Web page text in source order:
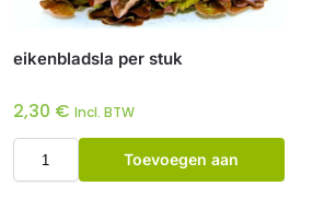
eikenbladsla per stuk
2,30 € Incl. BTW
Toevoegen aan